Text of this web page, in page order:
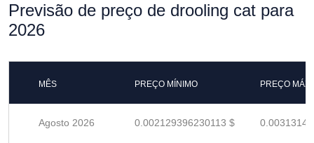
Previsão de preço de drooling cat para
2026
MÊS PREÇO MÍNIMO PREÇO
Agosto 2026 0.002129396230113 $